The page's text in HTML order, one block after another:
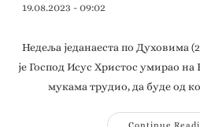
19.08.2023 - 09:02
Недеља једанаеста по Духовима
је Господ Исус Христос умирао
мукама трудио, да буде од